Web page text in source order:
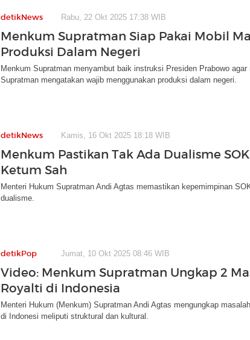
detikNews Rabu, 22 Okt 2025 17:38 WIB
Menkum Supratman Siap Pakai Mobil
Produksi Dalam Negeri
Menkum Supratman menyambut baik instruksi Presiden Prabowo
Supratman mengatakan wajib menggunakan produksi dalam negeri.
detikNews Kamis, 16 Okt 2025 18:18 WIB
Menkum Pastikan Tak Ada Dualisme
Ketum Sah
Menteri Hukum Supratman Andi Agtas memastikan kepemimpinan
dualisme.
detikPop Jumat, 10 Okt 2025 08:46 WIB
Video: Menkum Supratman Ungkap 2
Royalti di Indonesia
Menteri Hukum (Menkum) Supratman Andi Agtas mengungkap
di Indonesi meliputi struktural dan kultural.